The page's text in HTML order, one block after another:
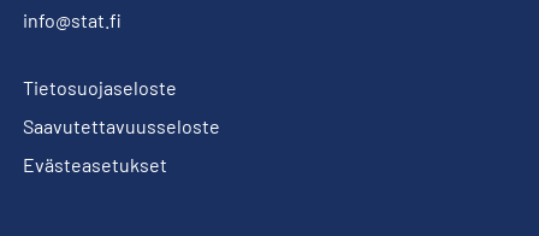
info@stat.fi
Tietosuojaseloste
Saavutettavuusseloste
Evästeasetukset